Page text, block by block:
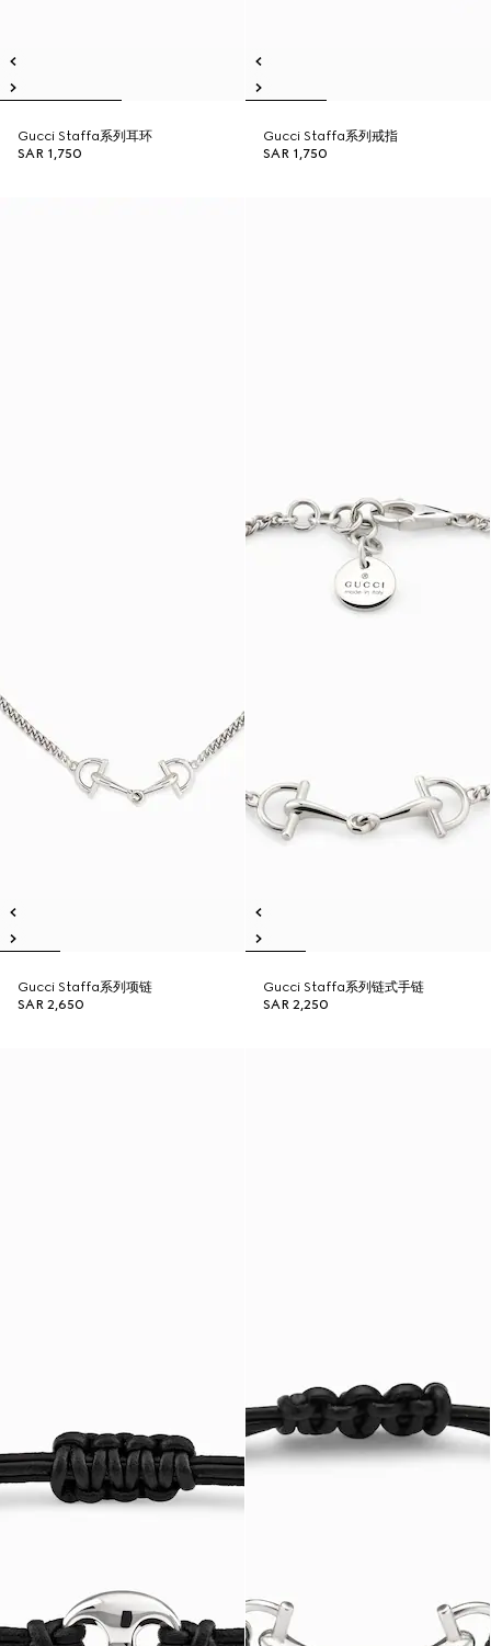
Gucci Staffa系列耳环
SAR 1,750
Gucci Staffa系列戒指
SAR 1,750
Gucci Staffa系列项链
SAR 2,650
Gucci Staffa系列链式手链
SAR 2,250